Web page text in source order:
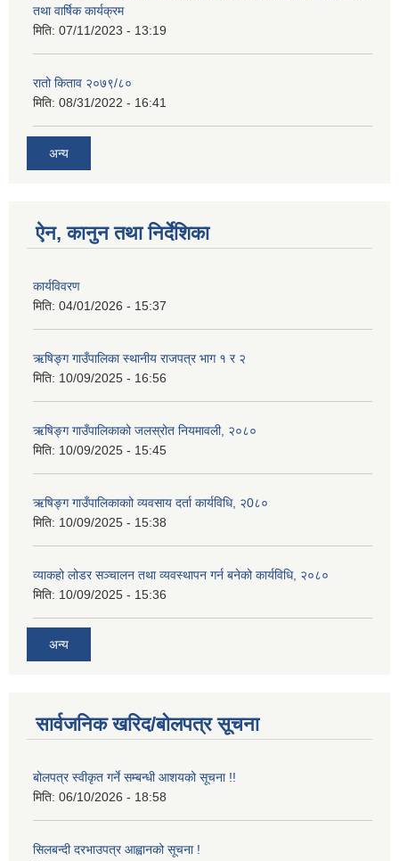
तथा वार्षिक कार्यक्रम
मिति: 07/11/2023 - 13:19
रातो किताव २०७९/८०
मिति: 08/31/2022 - 16:41
अन्य
ऐन, कानुन तथा निर्देशिका
कार्यविवरण
मिति: 04/01/2026 - 15:37
ऋषिङ्ग गाउँपालिका स्थानीय राजपत्र भाग १ र २
मिति: 10/09/2025 - 16:56
ऋषिङ्ग गाउँपालिकाको जलस्रोत नियमावली, २०८०
मिति: 10/09/2025 - 15:45
ऋषिङ्ग गाउँपालिकाकाो व्यवसाय दर्ता कार्यविधि, २0८०
मिति: 10/09/2025 - 15:38
व्याकहो लोडर सञ्चालन तथा व्यवस्थापन गर्न बनेको कार्यविधि, २०८०
मिति: 10/09/2025 - 15:36
अन्य
सार्वजनिक खरिद/बोलपत्र सूचना
बोलपत्र स्वीकृत गर्ने सम्बन्धी आशयको सूचना !!
मिति: 06/10/2026 - 18:58
सिलबन्दी दरभाउपत्र आह्वानको सूचना !